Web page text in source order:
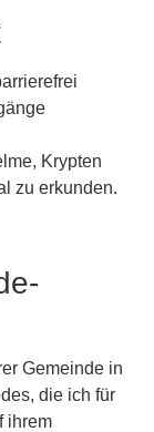
Krypten
zu erkunden.
Gemeinde in
die ich für
ihrem